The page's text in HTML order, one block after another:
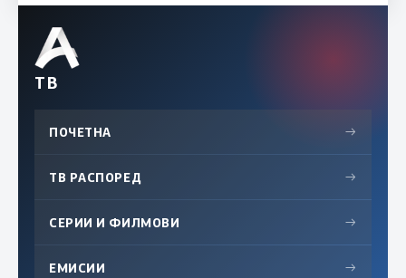
ТВ
ПОЧЕТНА →
ТВ РАСПОРЕД →
СЕРИИ И ФИЛМОВИ →
ЕМИСИИ →